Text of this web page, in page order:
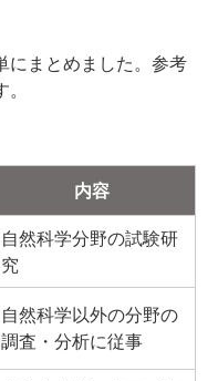
にまとめました。参考
内容
自然科学分野の試験研
究
自然科学以外の分野の
調査・分析に従事